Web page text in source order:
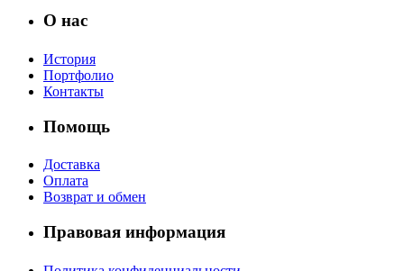
О нас
История
Портфолио
Контакты
Помощь
Доставка
Оплата
Возврат и обмен
Правовая информация